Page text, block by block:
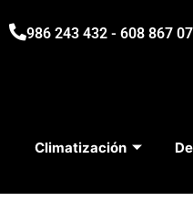
986 243 432 - 608 867
Climatización